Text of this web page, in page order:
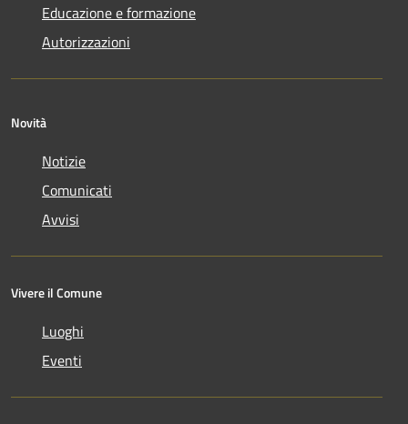
Educazione e formazione
Autorizzazioni
Novità
Notizie
Comunicati
Avvisi
Vivere il Comune
Luoghi
Eventi